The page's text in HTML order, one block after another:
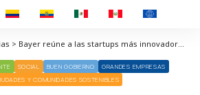
Corresponsables > Noticias > Bayer reúne a las startups más innovadoras para impulsar la transformación de la agricultura
SOCIAL BUEN GOBIERNO
GRANDES EMPRESAS
Y COMUNIDADES SOSTENIBLES